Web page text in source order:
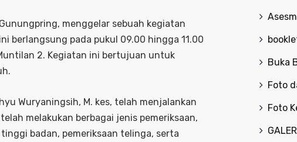
menggelar sebuah kegiatan
berlangsung pada pukul 09.00 hingga 11.00
2. Kegiatan ini bertujuan untuk
Wuryaningsih, M. kes, telah menjalankan
melakukan berbagai jenis pemeriksaan,
badan, pemeriksaan telinga, serta
Buka
Foto
Foto